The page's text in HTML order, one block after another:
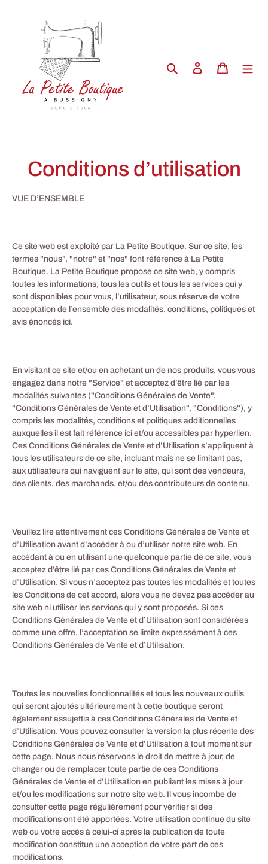
RechercherSe connecter
Panier
Conditions d’utilisation
VUE D’ENSEMBLE
Ce site web est exploité par La Petite Boutique. Sur ce site, les
termes "nous", "notre" et "nos" font référence à La Petite
Boutique. La Petite Boutique propose ce site web, y compris
toutes les informations, tous les outils et tous les services qui y
sont disponibles pour vous, l’utilisateur, sous réserve de votre
acceptation de l’ensemble des modalités, conditions, politiques et
avis énoncés ici.
En visitant ce site et/ou en achetant un de nos produits, vous vous
engagez dans notre "Service" et acceptez d’être lié par les
modalités suivantes ("Conditions Générales de Vente",
"Conditions Générales de Vente et d’Utilisation", "Conditions"), y
compris les modalités, conditions et politiques additionnelles
auxquelles il est fait référence ici et/ou accessibles par hyperlien.
Ces Conditions Générales de Vente et d’Utilisation s’appliquent à
tous les utilisateurs de ce site, incluant mais ne se limitant pas,
aux utilisateurs qui naviguent sur le site, qui sont des vendeurs,
des clients, des marchands, et/ou des contributeurs de contenu.
Veuillez lire attentivement ces Conditions Générales de Vente et
d’Utilisation avant d’accéder à ou d’utiliser notre site web. En
accédant à ou en utilisant une quelconque partie de ce site, vous
acceptez d’être lié par ces Conditions Générales de Vente et
d’Utilisation. Si vous n’acceptez pas toutes les modalités et toutes
les Conditions de cet accord, alors vous ne devez pas accéder au
site web ni utiliser les services qui y sont proposés. Si ces
Conditions Générales de Vente et d’Utilisation sont considérées
comme une offre, l’acceptation se limite expressément à ces
Conditions Générales de Vente et d’Utilisation.
Toutes les nouvelles fonctionnalités et tous les nouveaux outils
qui seront ajoutés ultérieurement à cette boutique seront
également assujettis à ces Conditions Générales de Vente et
d’Utilisation. Vous pouvez consulter la version la plus récente des
Conditions Générales de Vente et d’Utilisation à tout moment sur
cette page. Nous nous réservons le droit de mettre à jour, de
changer ou de remplacer toute partie de ces Conditions
Générales de Vente et d’Utilisation en publiant les mises à jour
et/ou les modifications sur notre site web. Il vous incombe de
consulter cette page régulièrement pour vérifier si des
modifications ont été apportées. Votre utilisation continue du site
web ou votre accès à celui-ci après la publication de toute
modification constitue une acception de votre part de ces
modifications.